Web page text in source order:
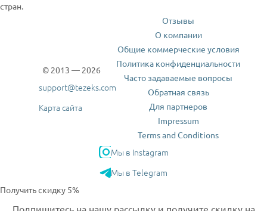
стран.
© 2013 — 2026
support@tezeks.com
Карта сайта
Отзывы
О компании
Общие коммерческие условия
Политика конфиденциальности
Часто задаваемые вопросы
Обратная связь
Для партнеров
Impressum
Terms and Conditions
Мы в Instagram
Мы в Telegram
Получить скидку 5%
Подпишитесь на нашу рассылку и получите скидку на